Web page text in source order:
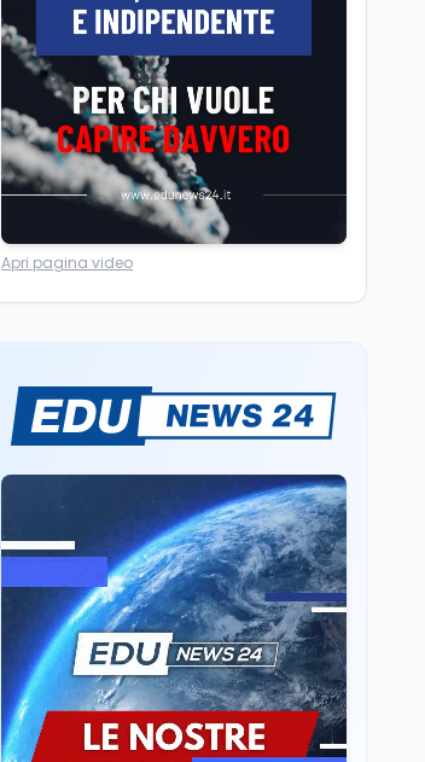
celebrare il governo più
longevo dell’Italia
repubblicana
dantesco nel 705°
del Sommo Poeta
Cultura 7 ago
Franca Ghitti a Santa
Giulia: il quarto capitolo
dei Palcoscenici
Scuola7 ago
“Noi siamo le Scuole”:
Sparatoria a Bangkok:
studente 14enne uccide
Editoriali7 ago
Camere in ferie,
riapertura il 9
settembre tra legge
elettorale e Rai. La
premier Meloni attesa a
Bari il 4 settembre per
celebrare il governo più
longevo dell’Italia
repubblicana
Cultura7 ago
Ravenna, il settembre
dantesco nel 705°
anniversario della morte
del Sommo Poeta
Apri pagina video